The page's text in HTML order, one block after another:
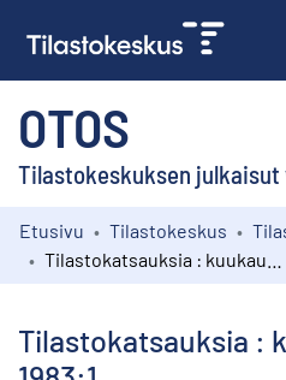
OTOS
Tilastokeskuksen julkaisut
Kokoelmat
Etusivu Tilastokeskus
Tilastokatsauksia :